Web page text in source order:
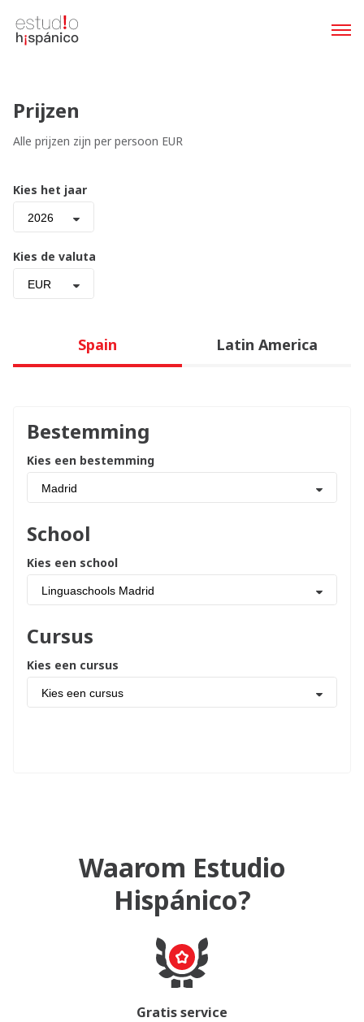
Prijzen
Alle prijzen zijn per persoon EUR
Kies het jaar
2026
Kies de valuta
EUR
Spain Latin America
Bestemming
Kies een bestemming
Madrid
School
Kies een school
Linguaschools Madrid
Cursus
Kies een cursus
Kies een cursus
Waarom Estudio
Hispánico?
Gratis service